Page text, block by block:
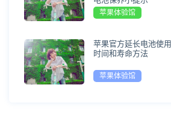
苹果体验馆
苹果官方延长电池使用
时间和寿命方法
苹果体验馆